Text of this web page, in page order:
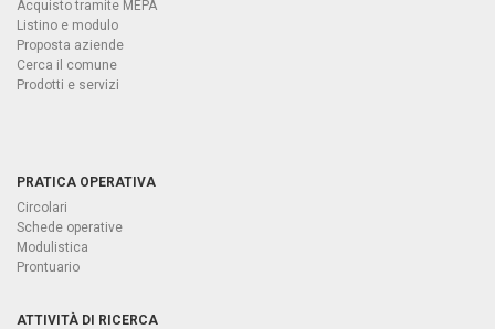
Acquisto tramite MEPA
Listino e modulo
Proposta aziende
Cerca il comune
Prodotti e servizi
PRATICA OPERATIVA
Circolari
Schede operative
Modulistica
Prontuario
ATTIVITÀ DI RICERCA